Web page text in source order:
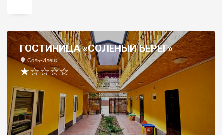
ГОСТИНИЦА «СОЛЕНЫЙ БЕРЕГ»
Соль-Илецк
★☆☆☆☆